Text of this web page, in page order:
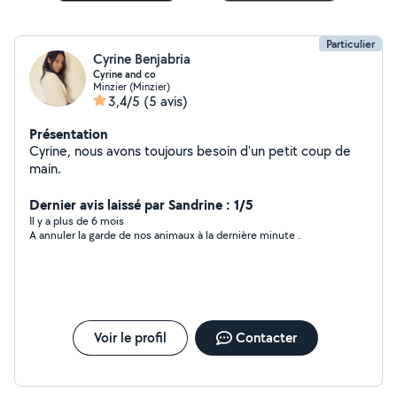
Particulier
Cyrine Benjabria
Cyrine and co
Minzier (Minzier)
3,4/5 (5 avis)
Présentation
Cyrine, nous avons toujours besoin d'un petit coup de
main.
Dernier avis laissé par Sandrine : 1/5
Il y a plus de 6 mois
A annuler la garde de nos animaux à la dernière minute .
Voir le profil Contacter